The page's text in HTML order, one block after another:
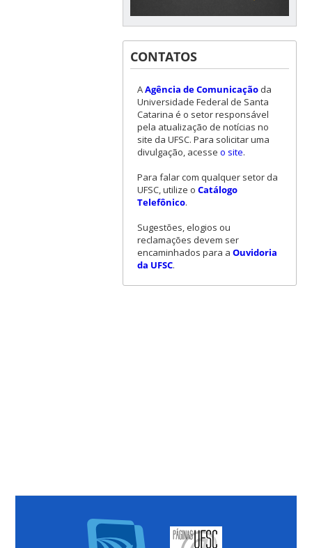
CONTATOS
AAgência de Comunicaçãoda
Universidade Federal de Santa
Catarina é o setor responsável
pela atualização de notícias no
site da UFSC. Para solicitar uma
divulgação, acesse o site.
Para falar com qualquer setor da
UFSC, utilize o Catálogo
Telefônico.
Sugestões, elogios ou
reclamações devem ser
encaminhados para a Ouvidoria
da UFSC.